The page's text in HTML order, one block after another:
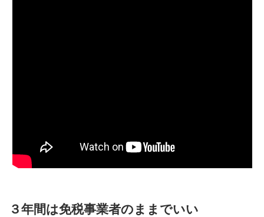
３年間は免税事業者のままでいい